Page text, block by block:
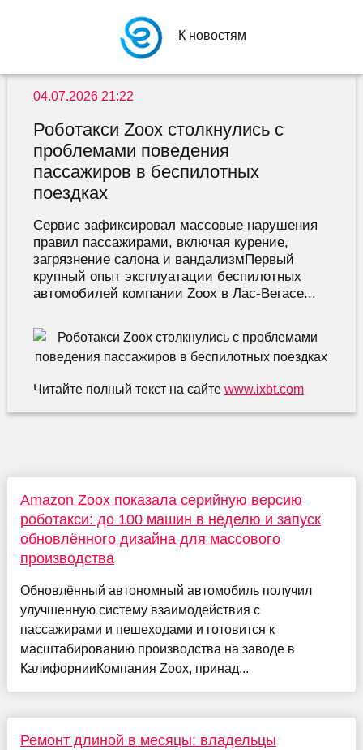
К новостям
04.07.2026 21:22
Роботакси Zoox столкнулись с
проблемами поведения
пассажиров в беспилотных
поездках
Сервис зафиксировал массовые нарушения
правил пассажирами, включая курение,
загрязнение салона и вандализмПервый
крупный опыт эксплуатации беспилотных
автомобилей компании Zoox в Лас-Вегасе...
Читайте полный текст на сайте www.ixbt.com
Amazon Zoox показала серийную версию
роботакси: до 100 машин в неделю и запуск
обновлённого дизайна для массового
производства
Обновлённый автономный автомобиль получил
улучшенную систему взаимодействия с
пассажирами и пешеходами и готовится к
масштабированию производства на заводе в
КалифорнииКомпания Zoox, принад...
Ремонт длиной в месяцы: владельцы